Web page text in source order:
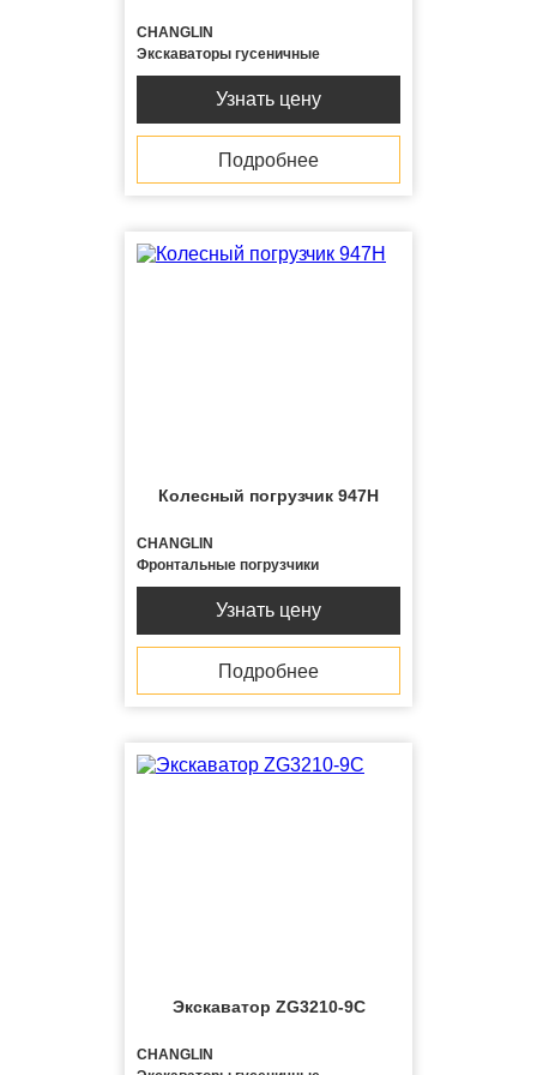
CHANGLIN
Экскаваторы гусеничные
Узнать цену
Подробнее
Колесный погрузчик 947H
CHANGLIN
Фронтальные погрузчики
Узнать цену
Подробнее
Экскаватор ZG3210-9C
CHANGLIN